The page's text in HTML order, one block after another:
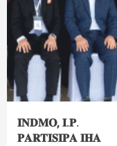
𝐈𝐍𝐃𝐌𝐎, 𝐈.𝐏.
𝐏𝐀𝐑𝐓𝐈𝐒𝐈𝐏𝐀 𝐈𝐇𝐀